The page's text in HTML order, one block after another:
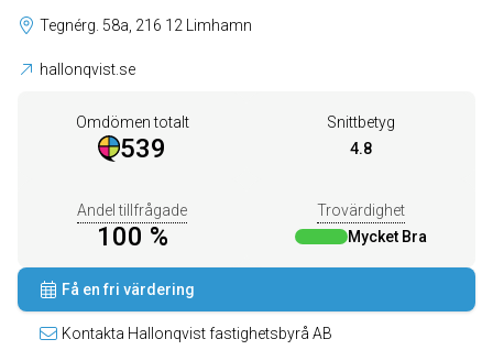
Tegnérg. 58a, 216 12 Limhamn
hallonqvist.se
Omdömen totalt
539
Snittbetyg
4.8
Andel tillfrågade
100 %
Trovärdighet
Mycket Bra
Få en fri värdering
Kontakta Hallonqvist fastighetsbyrå AB